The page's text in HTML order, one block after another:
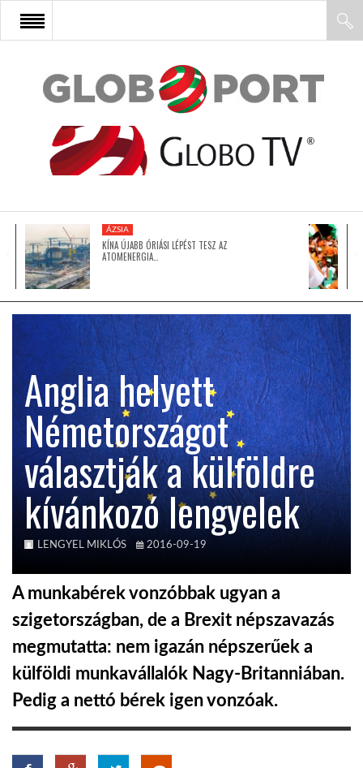
FŐOLDAL
AFRIKA
ÁZSIA
LATIN-AMERIKA
KÖZEL-KELET
AUSZTRÁLIA
A VILÁG ITTHON
GLOBOTV BP
HÍR3D
TROPICALMAGAZIN
ÁZSIA
KÍNA ÚJABB ÓRIÁSI LÉPÉST TESZ AZ
ATOMENERGIA…
Anglia helyett
Németországot
választják a külföldre
kívánkozó lengyelek
LENGYEL MIKLÓS 2016-09-19
A munkabérek vonzóbbak ugyan a
szigetországban, de a Brexit népszavazás
megmutatta: nem igazán népszerűek a
külföldi munkavállalók Nagy-Britanniában.
Pedig a nettó bérek igen vonzóak.